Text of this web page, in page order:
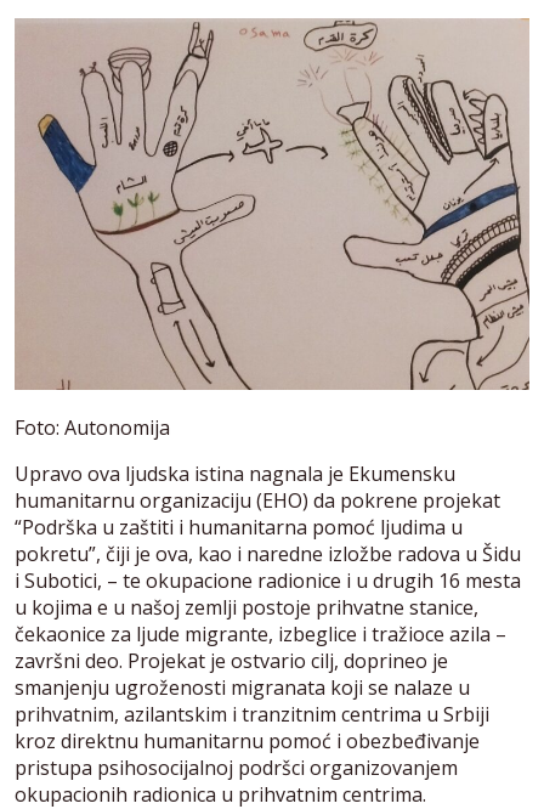
Foto: Autonomija
Upravo ova ljudska istina nagnala je Ekumensku
humanitarnu organizaciju (EHO) da pokrene projekat
“Podrška u zaštiti i humanitarna pomoć ljudima u
pokretu”, čiji je ova, kao i naredne izložbe radova u Šidu
i Subotici, – te okupacione radionice i u drugih 16 mesta
u kojima e u našoj zemlji postoje prihvatne stanice,
čekaonice za ljude migrante, izbeglice i tražioce azila –
završni deo. Projekat je ostvario cilj, doprineo je
smanjenju ugroženosti migranata koji se nalaze u
prihvatnim, azilantskim i tranzitnim centrima u Srbiji
kroz direktnu humanitarnu pomoć i obezbeđivanje
pristupa psihosocijalnoj podršci organizovanjem
okupacionih radionica u prihvatnim centrima.